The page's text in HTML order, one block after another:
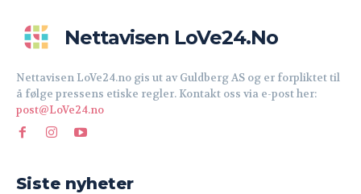
Nettavisen LoVe24.no
Nettavisen LoVe24.no gis ut av Guldberg AS og er forpliktet til
å følge pressens etiske regler. Kontakt oss via e-post her:
post@LoVe24.no
Siste nyheter